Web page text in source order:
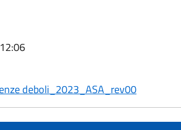
deboli_2023_ASA_rev00